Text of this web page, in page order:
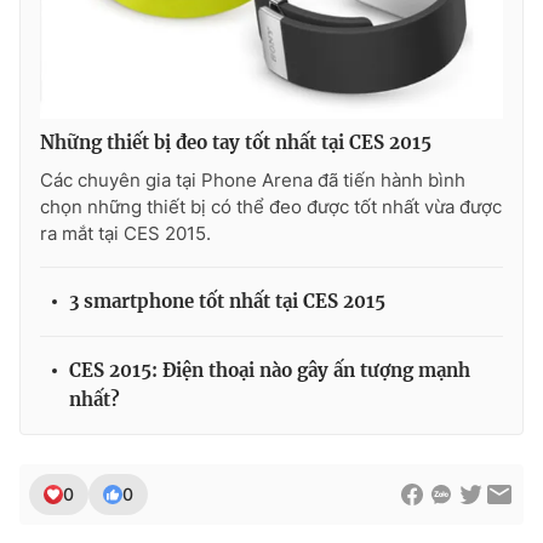
Theo dõi báo trên
Cơ quan chủ quản:Đài Truyền hình Việt Nam
Giấy phép hoạt động báo in và báo điện tử số 483/GP-BTTTT
cấp ngày 29/12/2023
Nguyễn Trọng Ninh
Tổng đài VTV:
Những thiết bị đeo tay tốt nhất tại CES 2015
Các chuyên gia tại Phone Arena đã tiến hành bình
chọn những thiết bị có thể đeo được tốt nhất vừa được
ra mắt tại CES 2015.
3 smartphone tốt nhất tại CES 2015
CES 2015: Điện thoại nào gây ấn tượng mạnh
nhất?
0 0